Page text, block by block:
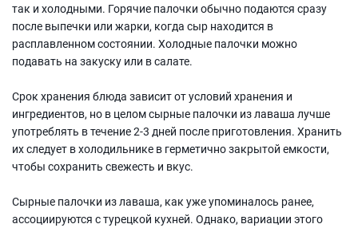
так и холодными. Горячие палочки обычно подаются сразу
после выпечки или жарки, когда сыр находится в
расплавленном состоянии. Холодные палочки можно
подавать на закуску или в салате.
Срок хранения блюда зависит от условий хранения и
ингредиентов, но в целом сырные палочки из лаваша лучше
употреблять в течение 2-3 дней после приготовления. Хранить
их следует в холодильнике в герметично закрытой емкости,
чтобы сохранить свежесть и вкус.
Сырные палочки из лаваша, как уже упоминалось ранее,
ассоциируются с турецкой кухней. Однако, вариации этого